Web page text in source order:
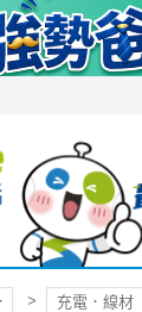
充電．線材